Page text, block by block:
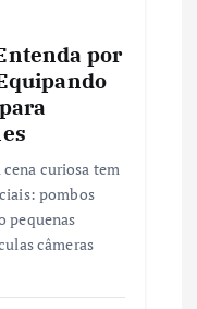
por
curiosa tem
pombos
pequenas
câmeras